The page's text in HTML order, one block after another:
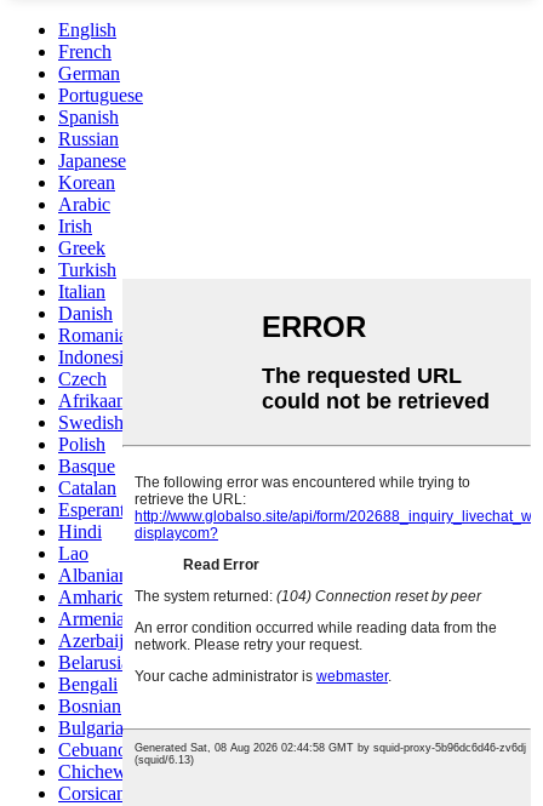
English
French
German
Portuguese
Spanish
Russian
Japanese
Korean
Arabic
Irish
Greek
Turkish
Italian
Danish
Romanian
Indonesian
Czech
Afrikaans
Swedish
Polish
Basque
Catalan
Esperanto
Hindi
Lao
Albanian
Amharic
Armenian
Azerbaijani
Belarusian
Bengali
Bosnian
Bulgarian
Cebuano
Chichewa
Corsican